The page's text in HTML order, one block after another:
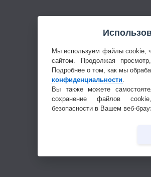
Мы используем файлы cookie,
сайтом. Продолжая
Подробнее о том, как мы
конфиденциальности.
Вы также можете
сохранение файлов
безопасности в Вашем веб-